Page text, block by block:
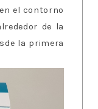
el contorno
de la
la primera